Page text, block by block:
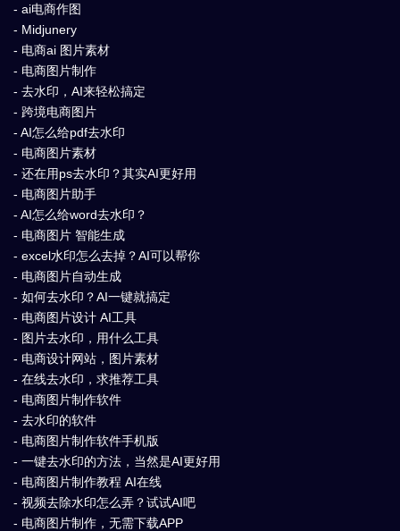
- ai电商作图
- Midjunery
- 电商ai 图片素材
- 电商图片制作
- 去水印，AI来轻松搞定
- 跨境电商图片
- AI怎么给pdf去水印
- 电商图片素材
- 还在用ps去水印？其实AI更好用
- 电商图片助手
- AI怎么给word去水印？
- 电商图片 智能生成
- excel水印怎么去掉？AI可以帮你
- 电商图片自动生成
- 如何去水印？AI一键就搞定
- 电商图片设计 AI工具
- 图片去水印，用什么工具
- 电商设计网站，图片素材
- 在线去水印，求推荐工具
- 电商图片制作软件
- 去水印的软件
- 电商图片制作软件手机版
- 一键去水印的方法，当然是AI更好用
- 电商图片制作教程 AI在线
- 视频去除水印怎么弄？试试AI吧
- 电商图片制作，无需下载APP